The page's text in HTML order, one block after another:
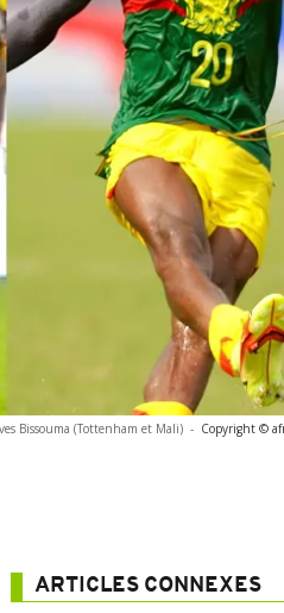
Bissouma (Tottenham et Mali) - Copyright ©
ARTICLES CONNEXES